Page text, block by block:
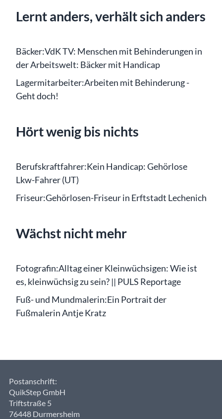
Lernt anders, verhält sich anders
Bäcker:VdK TV: Menschen mit Behinderungen in
der Arbeitswelt: Bäcker mit Handicap
Lagermitarbeiter:Arbeiten mit Behinderung -
Geht doch!
Hört wenig bis nichts
Berufskraftfahrer:Kein Handicap: Gehörlose
Lkw-Fahrer (UT)
Friseur:Gehörlosen-Friseur in Erftstadt Lechenich
Wächst nicht mehr
Fotografin:Alltag einer Kleinwüchsigen: Wie ist
es, kleinwüchsig zu sein? || PULS Reportage
Fuß- und Mundmalerin:Ein Portrait der
Fußmalerin Antje Kratz
Postanschrift:
QuikStep GmbH
Triftstraße 5
76448 Durmersheim